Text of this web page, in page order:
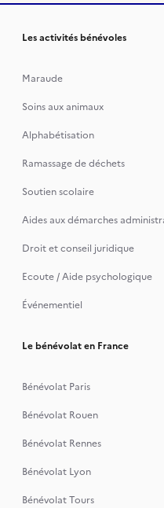
Les activités bénévoles
Maraude
Soins aux animaux
Alphabétisation
Ramassage de déchets
Soutien scolaire
Aides aux démarches
Droit et conseil juridique
Ecoute / Aide psychologique
Événementiel
Le bénévolat en France
Bénévolat Paris
Bénévolat Rouen
Bénévolat Rennes
Bénévolat Lyon
Bénévolat Tours